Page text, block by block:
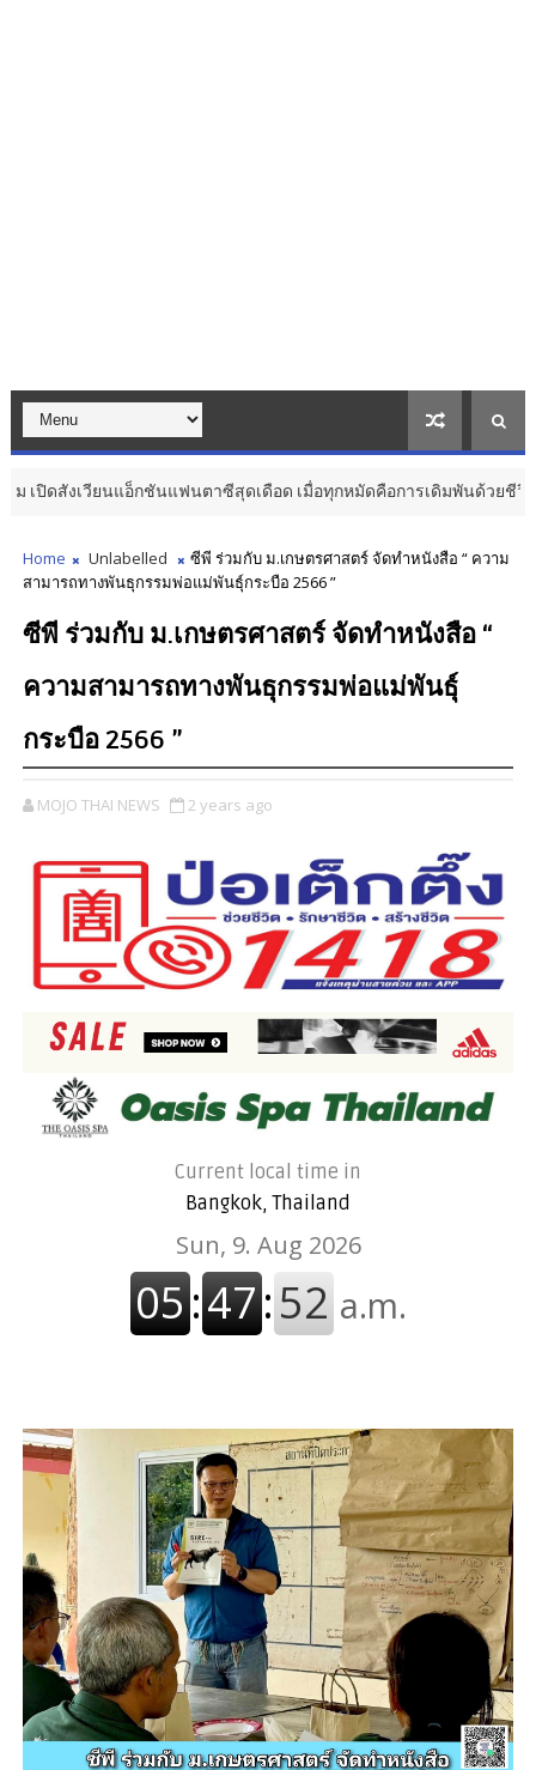
แอ็กชันแฟนตาซีสุดเดือด เมื่อทุกหมัดคือการเดิมพันด้วยชีวิต ... วัฒนธรร
Home Unlabelled
ซีพี ร่วมกับ ม.เกษตรศาสตร์ จัดทำหนังสือ “ ความ
สามารถทางพันธุกรรมพ่อแม่พันธุ์กระบือ 2566 ”
ซีพี ร่วมกับ ม.เกษตรศาสตร์ จัดทำหนังสือ “
ความสามารถทางพันธุกรรมพ่อแม่พันธุ์
กระบือ 2566 ”
MOJO THAI NEWS 2 years ago
Current local time in
Bangkok, Thailand